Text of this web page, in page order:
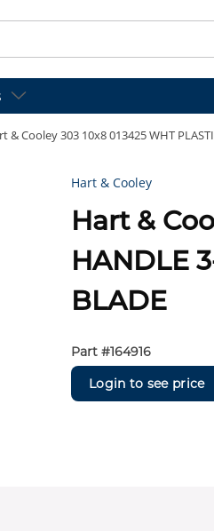
& Cooley 303 10x8 013425 WHT
Hart & Cooley
Hart &
HANDLE
BLADE
Part #164916
Login to see price